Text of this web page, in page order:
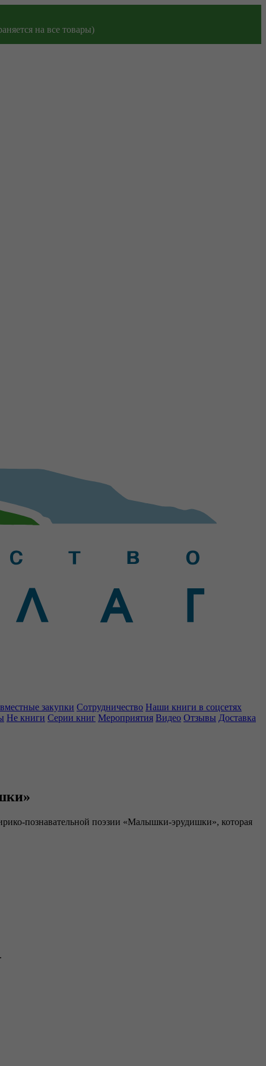
на все товары)
закупки Сотрудничество Наши книги в соцсетях
Не книги Серии книг Мероприятия Видео Отзывы Доставка
познавательной поэзии «Малышки-эрудишки», которая